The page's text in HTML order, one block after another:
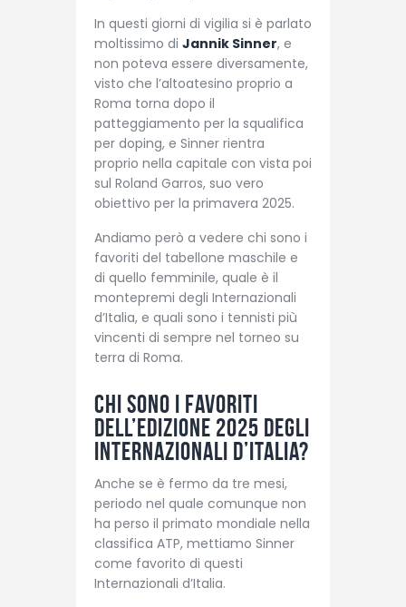
In questi giorni di vigilia si è parlato
moltissimo di Jannik Sinner, e
non poteva essere diversamente,
visto che l’altoatesino proprio a
Roma torna dopo il
patteggiamento per la squalifica
per doping, e Sinner rientra
proprio nella capitale con vista poi
sul Roland Garros, suo vero
obiettivo per la primavera 2025.
Andiamo però a vedere chi sono i
favoriti del tabellone maschile e
di quello femminile, quale è il
montepremi degli Internazionali
d’Italia, e quali sono i tennisti più
vincenti di sempre nel torneo su
terra di Roma.
Chi sono i favoriti
dell’edizione 2025 degli
Internazionali d’Italia?
Anche se è fermo da tre mesi,
periodo nel quale comunque non
ha perso il primato mondiale nella
classifica ATP, mettiamo Sinner
come favorito di questi
Internazionali d’Italia.